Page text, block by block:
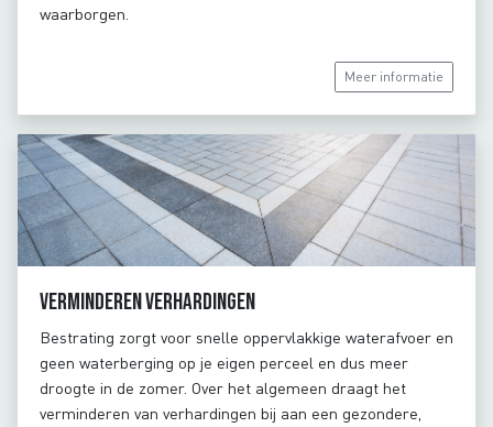
waarborgen.
Meer informatie
Verminderen verhardingen
Bestrating zorgt voor snelle oppervlakkige waterafvoer en
geen waterberging op je eigen perceel en dus meer
droogte in de zomer. Over het algemeen draagt het
verminderen van verhardingen bij aan een gezondere,